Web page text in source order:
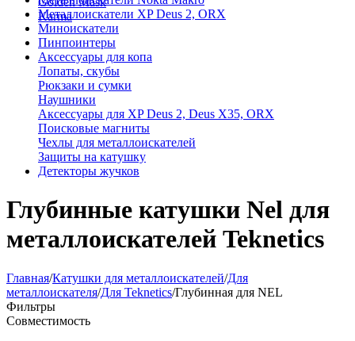
Karma
Металлоискатели XP Deus 2, ORX
Миноискатели
Пинпоинтеры
Аксессуары для копа
Лопаты, скубы
Рюкзаки и сумки
Наушники
Аксессуары для XP Deus 2, Deus X35, ORX
Поисковые магниты
Чехлы для металлоискателей
Защиты на катушку
Детекторы жучков
Глубинные катушки Nel для
металлоискателей Teknetics
Главная/Катушки для металлоискателей/Для
металлоискателя/Для Teknetics/Глубинная для NEL
Фильтры
Совместимость